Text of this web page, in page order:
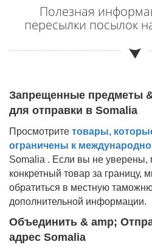
Полезная
пересылки посылок
Запрещенные предметы
для отправки в Somalia
Просмотрите товары,
ограничены к
Somalia . Если вы не уверены,
конкретный товар за границу,
обратиться в местную
дополнительной информации.
Объединить & amp;
адрес Somalia